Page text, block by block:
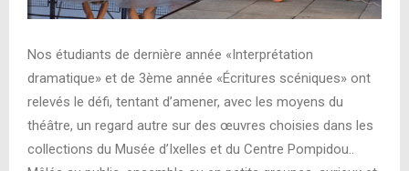
Nos étudiants de dernière année «Interprétation
dramatique» et de 3ème année «Écritures scéniques» ont
relevés le défi, tentant d’amener, avec les moyens du
théâtre, un regard autre sur des œuvres choisies dans les
collections du Musée d’Ixelles et du Centre Pompidou..